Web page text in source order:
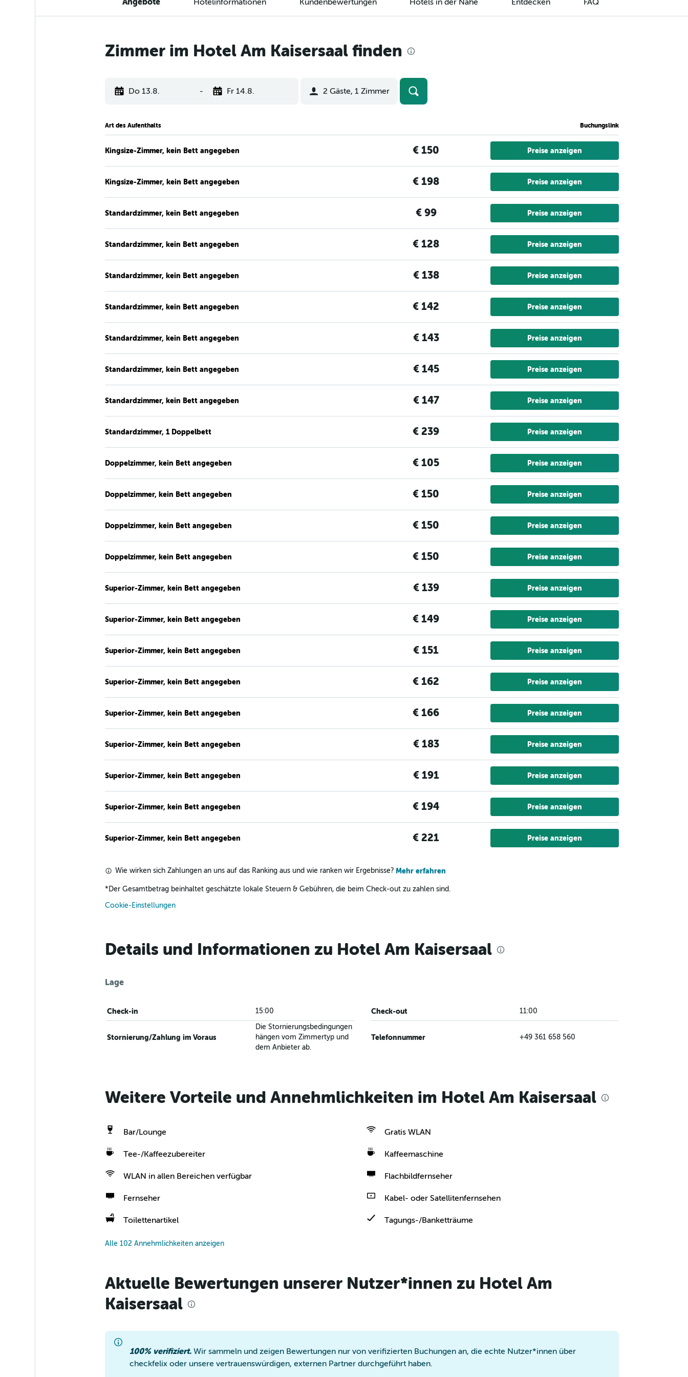
Zimmer im Hotel Am Kaisersaal finden
Do 13.8. - Fr 14.8. 2 Gäste, 1 Zimmer
Art des Aufenthalts Buchungslink
Kingsize-Zimmer, kein Bett angegeben € 150 Preise anzeigen
Kingsize-Zimmer, kein Bett angegeben € 198 Preise anzeigen
Standardzimmer, kein Bett angegeben € 99 Preise anzeigen
Standardzimmer, kein Bett angegeben € 128 Preise anzeigen
Standardzimmer, kein Bett angegeben € 138 Preise anzeigen
Standardzimmer, kein Bett angegeben € 142 Preise anzeigen
Standardzimmer, kein Bett angegeben € 143 Preise anzeigen
Standardzimmer, kein Bett angegeben € 145 Preise anzeigen
Standardzimmer, kein Bett angegeben € 147 Preise anzeigen
Standardzimmer, 1 Doppelbett € 239 Preise anzeigen
Doppelzimmer, kein Bett angegeben € 105 Preise anzeigen
Doppelzimmer, kein Bett angegeben € 150 Preise anzeigen
Doppelzimmer, kein Bett angegeben € 150 Preise anzeigen
Doppelzimmer, kein Bett angegeben € 150 Preise anzeigen
Superior-Zimmer, kein Bett angegeben € 139 Preise anzeigen
Superior-Zimmer, kein Bett angegeben € 149 Preise anzeigen
Superior-Zimmer, kein Bett angegeben € 151 Preise anzeigen
Superior-Zimmer, kein Bett angegeben € 162 Preise anzeigen
Superior-Zimmer, kein Bett angegeben € 166 Preise anzeigen
Superior-Zimmer, kein Bett angegeben € 183 Preise anzeigen
Superior-Zimmer, kein Bett angegeben € 191 Preise anzeigen
Superior-Zimmer, kein Bett angegeben € 194 Preise anzeigen
Superior-Zimmer, kein Bett angegeben € 221 Preise anzeigen
Wie wirken sich Zahlungen an uns auf das Ranking aus und wie ranken wir Ergebnisse? Mehr erfahren
* Der Gesamtbetrag beinhaltet geschätzte lokale Steuern & Gebühren, die beim Check-out zu zahlen sind.
Cookie-Einstellungen
Details und Informationen zu Hotel Am Kaisersaal
Lage
Check-in 15:00 Check-out 11:00
Stornierung/Zahlung im Voraus
Die Stornierungsbedingungen
hängen vom Zimmertyp und
dem Anbieter ab.
Telefonnummer +49 361 658 560
Weitere Vorteile und Annehmlichkeiten im Hotel Am Kaisersaal
Bar/Lounge Gratis WLAN
Tee-/Kaffeezubereiter Kaffeemaschine
WLAN in allen Bereichen verfügbar Flachbildfernseher
Fernseher Kabel- oder Satellitenfernsehen
Toilettenartikel Tagungs-/Banketträume
Alle 102 Annehmlichkeiten anzeigen
Aktuelle Bewertungen unserer Nutzer*innen zu Hotel Am
Kaisersaal
100% verifiziert. Wir sammeln und zeigen Bewertungen nur von verifizierten Buchungen an, die echte Nutzer*innen über
checkfelix oder unsere vertrauenswürdigen, externen Partner durchgeführt haben.